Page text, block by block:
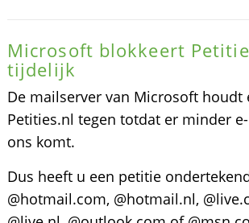
Microsoft blokkeert
tijdelijk
De mailserver van Microsoft houdt
Petities.nl tegen totdat er minder
ons komt.
Dus heeft u een petitie
@hotmail.com, @hotmail.nl,